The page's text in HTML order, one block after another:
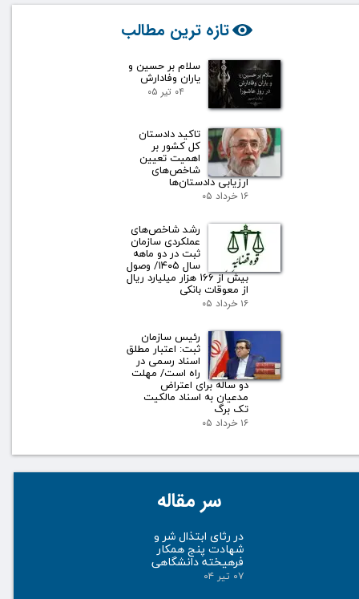
تازه ترین مطالب
سلام بر حسین و
یاران وفادارش
۰۴ تیر ۰۵
تاکید دادستان
کل کشور بر
اهمیت تعیین
شاخص‌های
ارزیابی دادستان‌ها
۱۶ خرداد ۰۵
رشد شاخص‌های
عملکردی سازمان
ثبت در دو ماهه
سال ۱۴۰۵/ وصول
بیش از ۱۶۶ هزار میلیارد ریال
از معوقات بانکی
۱۶ خرداد ۰۵
رئیس سازمان
ثبت: اعتبار مطلق
اسناد رسمی در
راه است/ مهلت
دو ساله برای اعتراض
مدعیان به اسناد مالکیت
تک برگ
۱۶ خرداد ۰۵
سر مقاله
در رثای ابتذال شر و
شهادت پنج همکار
فرهیخته دانشگاهی
۰۷ تیر ۰۴